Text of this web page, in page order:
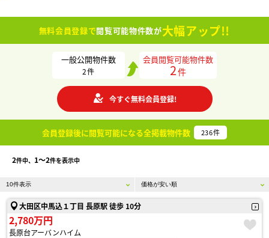
無料会員登録で閲覧可能物件数が大幅アップ!!
一般公開物件数
2件
会員閲覧可能物件数
2件
今すぐ無料会員登録!
会員登録後に閲覧可能になる全掲載物件数 236件
2件中、 1〜2件を表示中
大田区中馬込１丁目 長原駅 徒歩 10分
2,780万円
長原台アーバンハイム